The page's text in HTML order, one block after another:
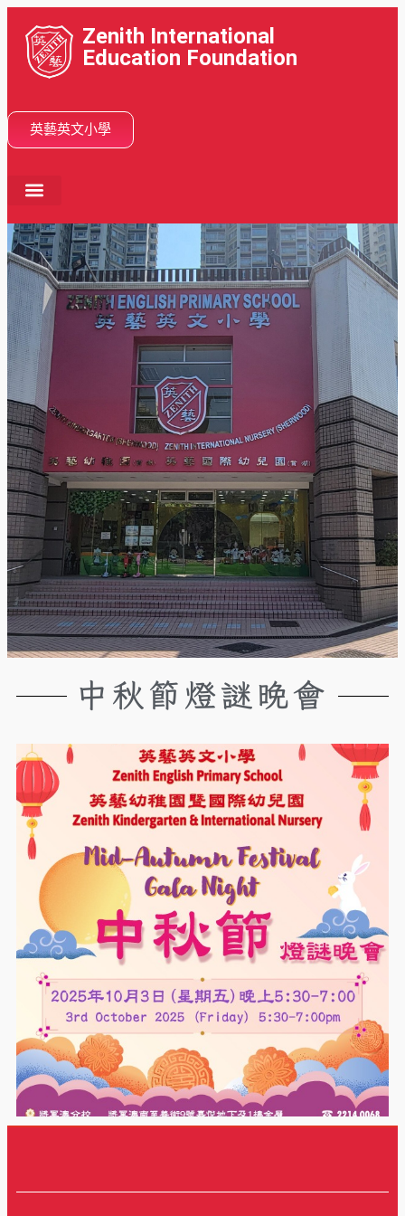
Zenith International
Education Foundation
英藝英文小學
中秋節燈謎晚會